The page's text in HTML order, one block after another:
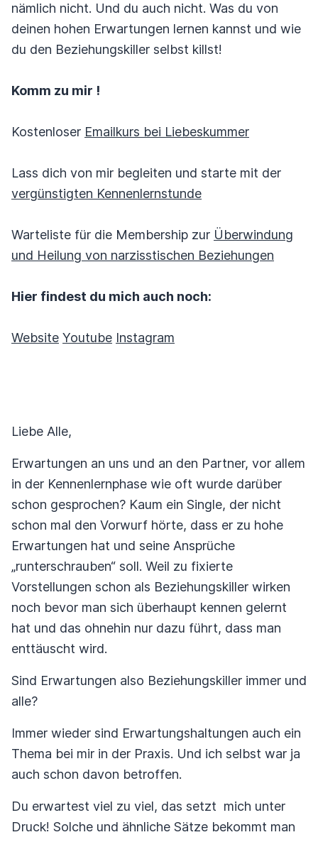
nämlich nicht. Und du auch nicht. Was du von
deinen hohen Erwartungen lernen kannst und wie
du den Beziehungskiller selbst killst!
Komm zu mir !
Kostenloser Emailkurs bei Liebeskummer
Lass dich von mir begleiten und starte mit der
vergünstigten Kennenlernstunde
Warteliste für die Membership zur Überwindung
und Heilung von narzisstischen Beziehungen
Hier findest du mich auch noch:
Website Youtube Instagram
Liebe Alle,
Erwartungen an uns und an den Partner, vor allem
in der Kennenlernphase wie oft wurde darüber
schon gesprochen? Kaum ein Single, der nicht
schon mal den Vorwurf hörte, dass er zu hohe
Erwartungen hat und seine Ansprüche
„runterschrauben“ soll. Weil zu fixierte
Vorstellungen schon als Beziehungskiller wirken
noch bevor man sich überhaupt kennen gelernt
hat und das ohnehin nur dazu führt, dass man
enttäuscht wird.
Sind Erwartungen also Beziehungskiller immer und
alle?
Immer wieder sind Erwartungshaltungen auch ein
Thema bei mir in der Praxis. Und ich selbst war ja
auch schon davon betroffen.
Du erwartest viel zu viel, das setzt mich unter
Druck! Solche und ähnliche Sätze bekommt man